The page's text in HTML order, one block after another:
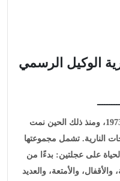
الوكيل الرسمي
تأسست أوكسفورد البريطانية في عام 1973، ومنذ ذلك الحين نمت
النارية. تشمل مجموعتها
على عجلتين: بدءًا من
والأمتعة، والعديد